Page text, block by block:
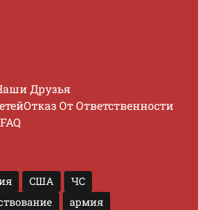
Друзья
Отказ От Ответственности
США
ЧС
армия